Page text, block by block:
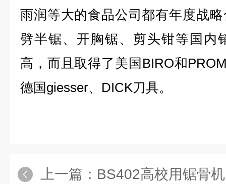
雨润等大的食品公司都有年度战
劈半锯、开胸锯、剪头钳等国内
高，而且取得了美国BIRO和
德国giesser、DICK刀具。
上一篇： BS402高校用锯骨机